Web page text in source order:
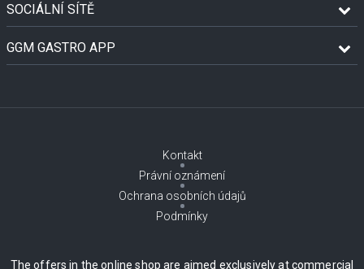
SOCIÁLNÍ SÍTĚ
GGM GASTRO APP
Kontakt
Právní oznámení
Ochrana osobních údajů
Podmínky
The offers in the online shop are aimed exclusively at commercial